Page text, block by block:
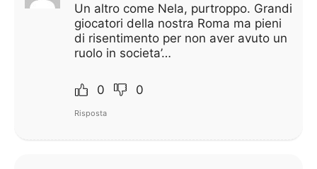
Un altro come Nela, purtroppo. Grandi
giocatori della nostra Roma ma pieni
di risentimento per non aver avuto un
ruolo in societa’…
0 0
Risposta